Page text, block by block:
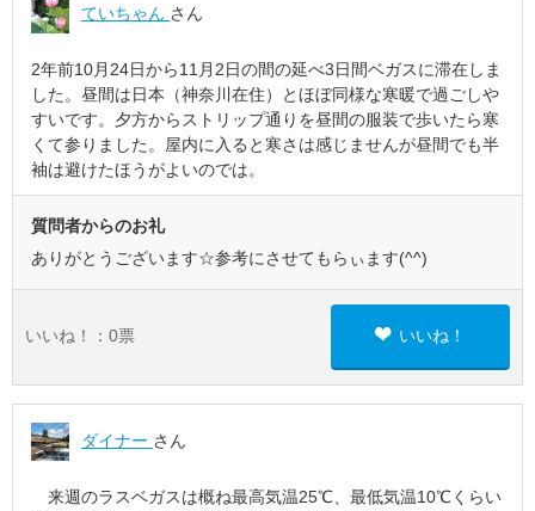
ていちゃん さん
2年前10月24日から11月2日の間の延べ3日間ベガスに滞在しま
した。昼間は日本（神奈川在住）とほぼ同様な寒暖で過ごしや
すいです。夕方からストリップ通りを昼間の服装で歩いたら寒
くて参りました。屋内に入ると寒さは感じませんが昼間でも半
袖は避けたほうがよいのでは。
質問者からのお礼
ありがとうございます☆参考にさせてもらぃます(^^)
いいね！： 0票 いいね！
ダイナー さん
来週のラスベガスは概ね最高気温25℃、最低気温10℃くらい